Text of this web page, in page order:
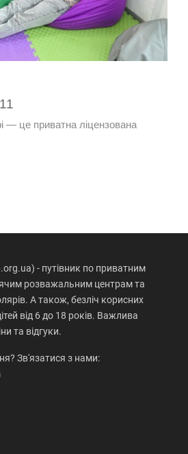
— це приватна ліцензована
- путівник по приватним
розважальним центрам та
А також, безліч корисних
від 6 до 18 років. Важлива
та відгуки.
Зв'язатися з нами: